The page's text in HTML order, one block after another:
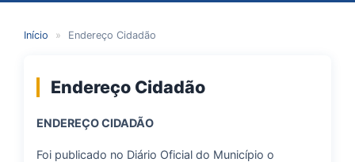
Início » Endereço Cidadão
Endereço Cidadão
ENDEREÇO CIDADÃO
Foi publicado no Diário Oficial do Município o